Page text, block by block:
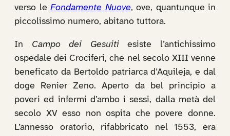
verso le Fondamente Nuove, ove, quantunque in
piccolissimo numero, abitano tuttora.
In Campo dei Gesuitiesiste l’antichissimo
ospedale dei Crociferi, che nel secolo XIII venne
beneficato da Bertoldo patriarca d’Aquileja, e dal
doge Renier Zeno. Aperto da bel principio a
poveri ed infermi d’ambo i sessi, dalla metà del
secolo XV esso non ospita che povere donne.
L’annesso oratorio, rifabbricato nel 1553, era